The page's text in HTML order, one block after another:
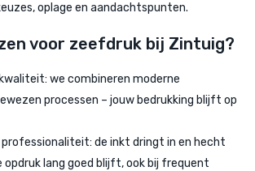
oplage en aandachtspunten.
voor zeefdruk bij Zintuig?
we combineren moderne
processen – jouw bedrukking blijft op
de inkt dringt in en hecht
opdruk lang goed blijft, ook bij frequent